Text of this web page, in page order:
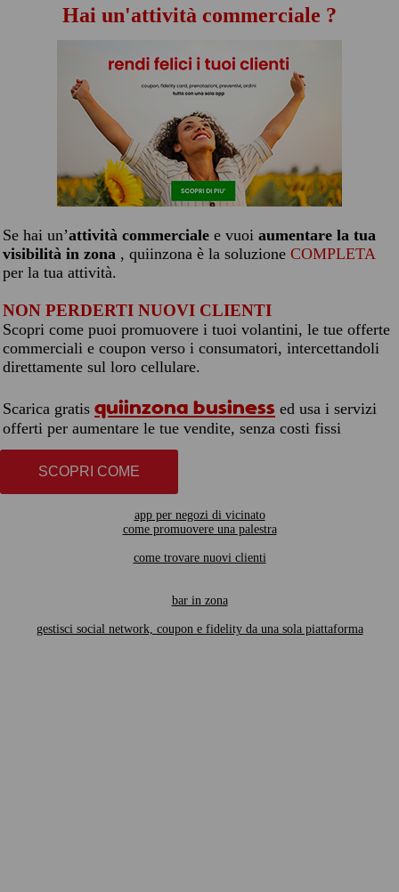
Hai un'attività commerciale ?
Se hai un’attività commerciale e vuoi aumentare la tua
visibilità in zona , quiinzona è la soluzione COMPLETA
per la tua attività.
NON PERDERTI NUOVI CLIENTI
Scopri come puoi promuovere i tuoi volantini, le tue offerte
commerciali e coupon verso i consumatori, intercettandoli
direttamente sul loro cellulare.
Scarica gratis quiinzona business ed usa i servizi
offerti per aumentare le tue vendite, senza costi fissi
SCOPRI COME
app per negozi di vicinato
come promuovere una palestra
come trovare nuovi clienti
bar in zona
gestisci social network, coupon e fidelity da una sola piattaforma